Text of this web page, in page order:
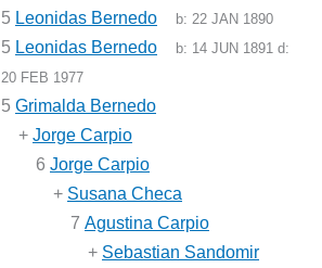
5 Leonidas Bernedo b:22 JAN 1890
5 Leonidas Bernedo b: 14 JUN 1891 d:
20 FEB 1977
5 Grimalda Bernedo
+ Jorge Carpio
6 Jorge Carpio
+ Susana Checa
7 Agustina Carpio
+ Sebastian Sandomir